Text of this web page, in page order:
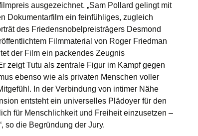
ausgezeichnet. „Sam Pollard gelingt mit
Dokumentarfilm ein feinfühliges, zugleich
des Friedensnobelpreisträgers Desmond
Filmmaterial von Roger Friedman
der Film ein packendes Zeugnis
zeigt Tutu als zentrale Figur im Kampf gegen
ebenso wie als privaten Menschen voller
In der Verbindung von intimer Nähe
entsteht ein universelles Plädoyer für den
für Menschlichkeit und Freiheit einzusetzen –
so die Begründung der Jury.